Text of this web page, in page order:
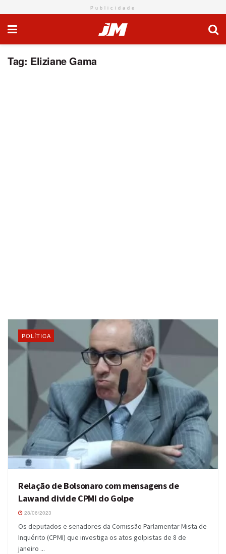
Publicidade
Tag: Eliziane Gama
POLÍTICA
Relação de Bolsonaro com mensagens de
Lawand divide CPMI do Golpe
28/06/2023
Os deputados e senadores da Comissão Parlamentar Mista de
Inquérito (CPMI) que investiga os atos golpistas de 8 de
janeiro ...